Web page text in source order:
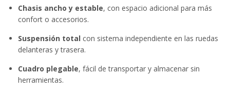
Chasis ancho y estable, con espacio adicional para más
confort o accesorios.
Suspensión total con sistema independiente en las ruedas
delanteras y trasera.
Cuadro plegable, fácil de transportar y almacenar sin
herramientas.